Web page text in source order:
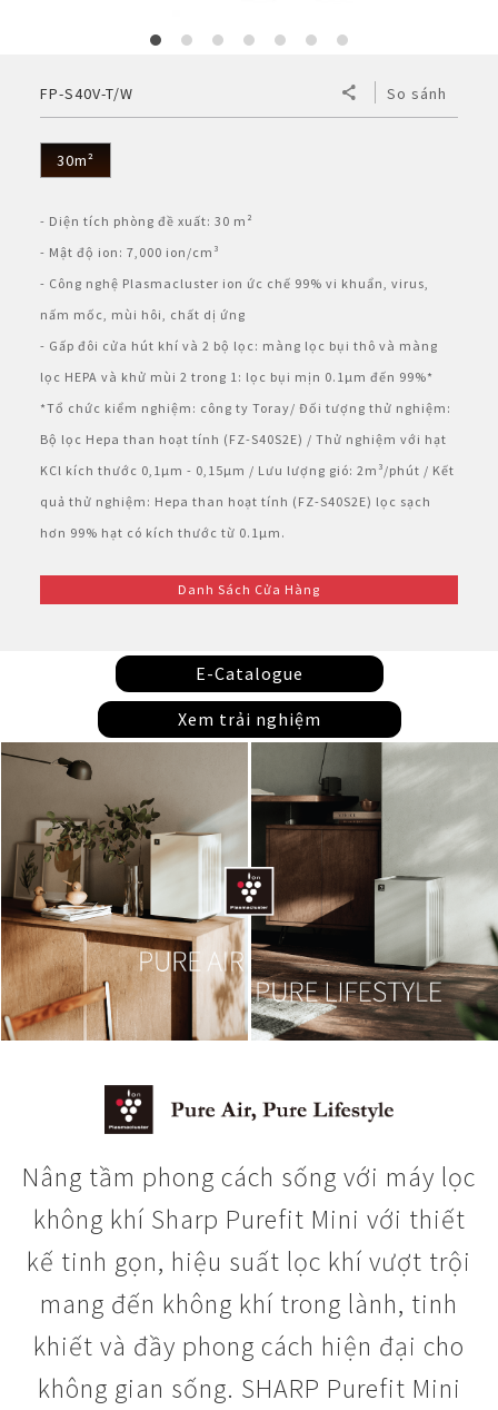
Máy lọc khí cho xe hơi
Phụ kiện máy lọc khí
Chuyên dụng
Không đĩa xoay
Nắp gài
Nắp rời
Công nghiệp
Áp suất
Dòng B
Bơm điện
Bơm tay
Sản Phẩm Khác
Bình đun siêu tốc
Máy xay sinh tố
Máy vắt cam
Công nghệ
HEALSIO – Ăn Ngon Sống Khỏe
MAIDAKI – Nghệ Thuật Nấu Cơm Nhật Bản
Nấu cùng bếp Sharp
Nấu cùng bếp Sharp
Vật tư - Linh kiện
Thế giới AIoT (Eng)
Mô hình kiểu mẫu
Tờ rơi/brochure sản phẩm
Đặt câu hỏi - Liên hệ
Máy tính Dynabook
English
FP-S40V-T/W So sánh
30m²
- Diện tích phòng đề xuất: 30 m²
- Mật độ ion: 7,000 ion/cm³
- Công nghệ Plasmacluster ion ức chế 99% vi khuẩn, virus,
nấm mốc, mùi hôi, chất dị ứng
- Gấp đôi cửa hút khí và 2 bộ lọc: màng lọc bụi thô và màng
lọc HEPA và khử mùi 2 trong 1: lọc bụi mịn 0.1µm đến 99%*
*Tổ chức kiểm nghiệm: công ty Toray/ Đối tượng thử nghiệm:
Bộ lọc Hepa than hoạt tính (FZ-S40S2E) / Thử nghiệm với hạt
KCl kích thước 0,1µm - 0,15µm / Lưu lượng gió: 2m³/phút / Kết
quả thử nghiệm: Hepa than hoạt tính (FZ-S40S2E) lọc sạch
hơn 99% hạt có kích thước từ 0.1µm.
Danh Sách Cửa Hàng
E-Catalogue
Xem trải nghiệm
Nâng tầm phong cách sống với máy lọc
không khí Sharp Purefit Mini với thiết
kế tinh gọn, hiệu suất lọc khí vượt trội
mang đến không khí trong lành, tinh
khiết và đầy phong cách hiện đại cho
không gian sống. SHARP Purefit Mini